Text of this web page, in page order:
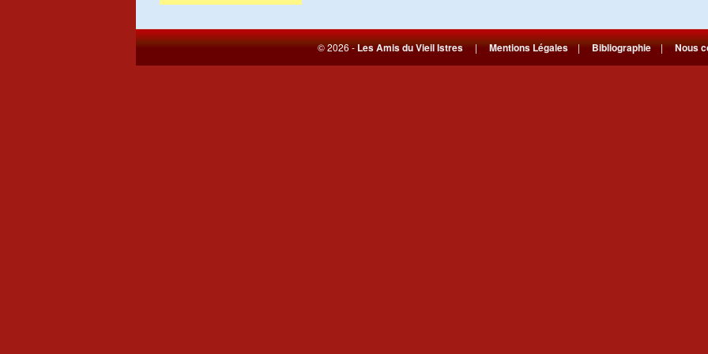
© 2026 - Les Amis du Vieil Istres | Mentions Légales | Bibliographie | Nous